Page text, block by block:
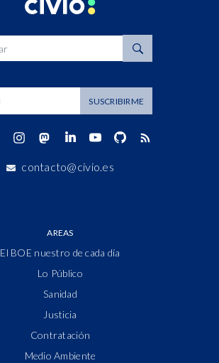
SUSCRIBIRME
contacto@civio.es
AREAS
El BOE nuestro de cada día
Lo Público
Sanidad
Justicia
Contratación
Medio Ambiente